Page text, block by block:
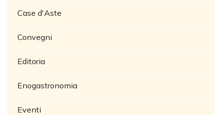
Case d'Aste
Convegni
Editoria
Enogastronomia
Eventi